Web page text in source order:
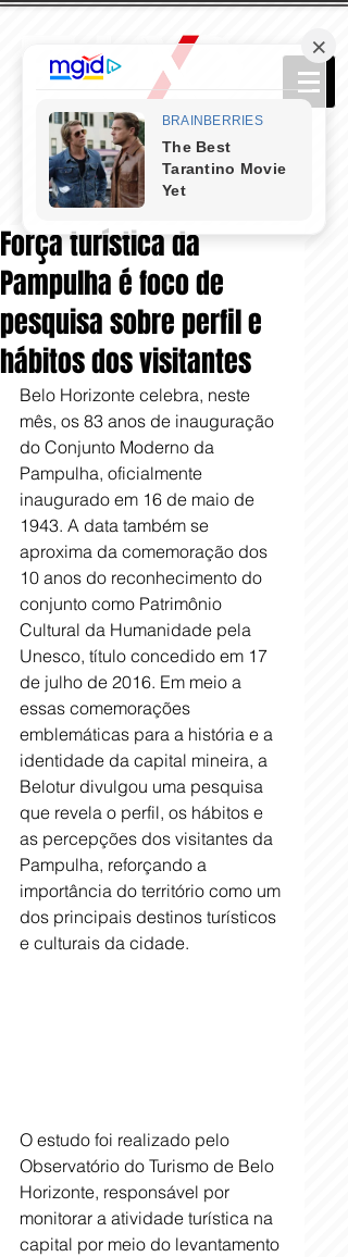
Força turística da
Pampulha é foco de
pesquisa sobre perfil e
hábitos dos visitantes
Belo Horizonte celebra, neste
mês, os 83 anos de inauguração
do Conjunto Moderno da
Pampulha, oficialmente
inaugurado em 16 de maio de
1943. A data também se
aproxima da comemoração dos
10 anos do reconhecimento do
conjunto como Patrimônio
Cultural da Humanidade pela
Unesco, título concedido em 17
de julho de 2016. Em meio a
essas comemorações
emblemáticas para a história e a
identidade da capital mineira, a
Belotur divulgou uma pesquisa
que revela o perfil, os hábitos e
as percepções dos visitantes da
Pampulha, reforçando a
importância do território como um
dos principais destinos turísticos
e culturais da cidade.
O estudo foi realizado pelo
Observatório do Turismo de Belo
Horizonte, responsável por
monitorar a atividade turística na
capital por meio do levantamento